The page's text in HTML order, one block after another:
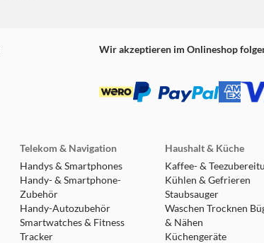
Wir akzeptieren im Onlineshop
Telekom & Navigation
Handys & Smartphones
Handy- & Smartphone-
Zubehör
Handy-Autozubehör
Smartwatches & Fitness
Tracker
Haushalt & Küche
Kaffee- &
Kühlen & Gefrieren
Staubsauger
Waschen Trocknen
& Nähen
Küchengeräte